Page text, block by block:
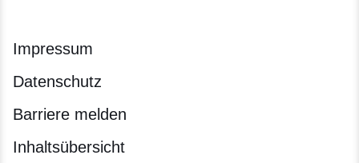
Impressum
Datenschutz
Barriere melden
Inhaltsübersicht